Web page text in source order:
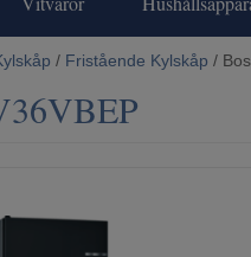
/ Fristående Kylskåp /